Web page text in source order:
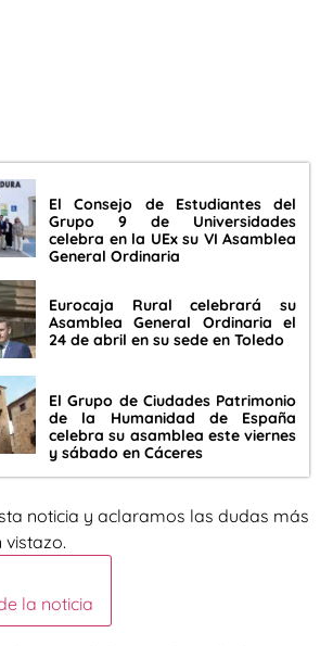
El Consejo de Estudiantes del
Grupo 9 de Universidades
celebra en la UEx su VI Asamblea
General Ordinaria
Eurocaja Rural celebrará su
Asamblea General Ordinaria el
24 de abril en su sede en Toledo
El Grupo de Ciudades Patrimonio
de la Humanidad de España
celebra su asamblea este viernes
y sábado en Cáceres
noticia y aclaramos las dudas más
vistazo.
la noticia